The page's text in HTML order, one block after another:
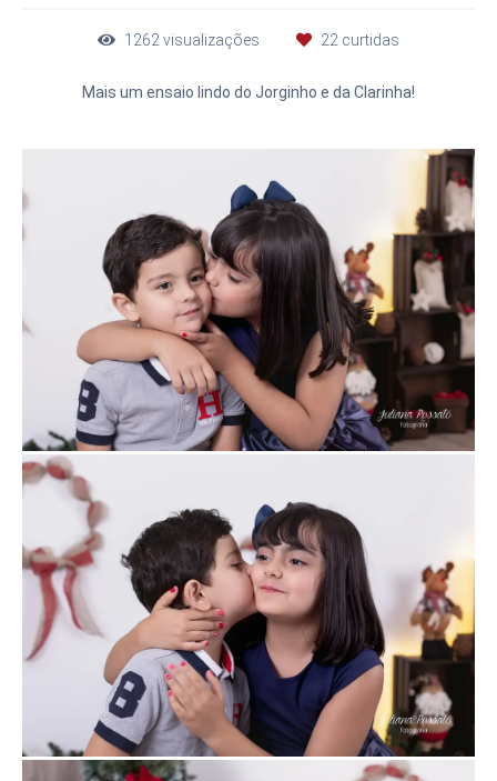
1262 visualizações 22 curtidas
Mais um ensaio lindo do Jorginho e da Clarinha!